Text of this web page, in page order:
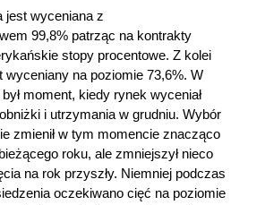
jest wyceniana z
99,8% patrząc na kontrakty
stopy procentowe. Z kolei
wyceniany na poziomie 73,6%. W
moment, kiedy rynek wyceniał
i utrzymania w grudniu. Wybór
zmienił w tym momencie znacząco
roku, ale zmniejszył nieco
na rok przyszły. Niemniej podczas
oczekiwano cięć na poziomie